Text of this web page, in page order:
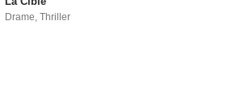
Drame,Thriller